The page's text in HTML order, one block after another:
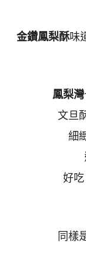
金鑽鳳梨酥味
鳳梨灣
文旦
細
好
同樣